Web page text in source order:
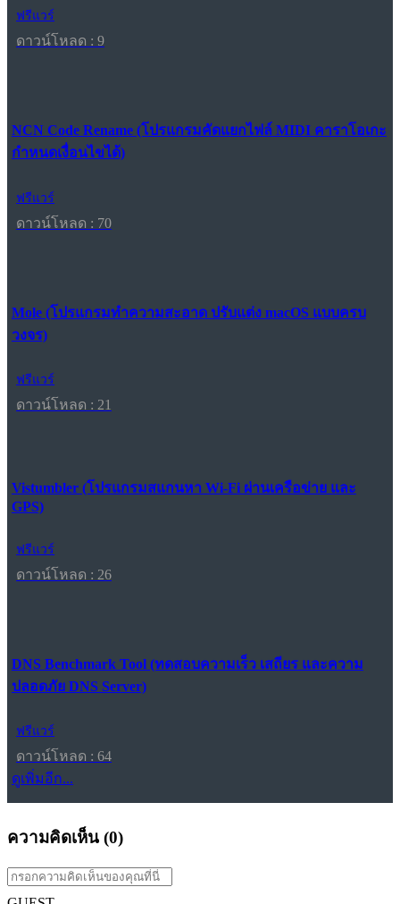
ฟรีแวร์
ดาวน์โหลด : 9
NCN Code Rename (โปรแกรมคัดแยกไฟล์ MIDI คาราโอเกะ
กำหนดเงื่อนไขได้)
ฟรีแวร์
ดาวน์โหลด : 70
Mole (โปรแกรมทำความสะอาด ปรับแต่ง macOS แบบครบ
วงจร)
ฟรีแวร์
ดาวน์โหลด : 21
Vistumbler (โปรแกรมสแกนหา Wi-Fi ผ่านเครือข่าย และ
GPS)
ฟรีแวร์
ดาวน์โหลด : 26
DNS Benchmark Tool (ทดสอบความเร็ว เสถียร และความ
ปลอดภัย DNS Server)
ฟรีแวร์
ดาวน์โหลด : 64
ดูเพิ่มอีก...
ความคิดเห็น (0)